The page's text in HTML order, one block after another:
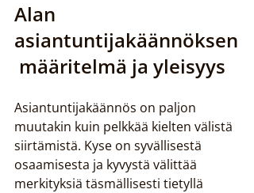
Alan
asiantuntijakäännöksen
määritelmä ja yleisyys
Asiantuntijakäännös on paljon
muutakin kuin pelkkää kielten välistä
siirtämistä. Kyse on syvällisestä
osaamisesta ja kyvystä välittää
merkityksiä täsmällisesti tietyllä